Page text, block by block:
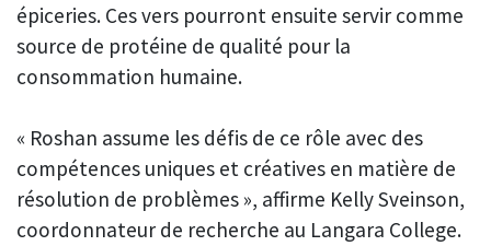
épiceries. Ces vers pourront ensuite servir comme
source de protéine de qualité pour la
consommation humaine.
« Roshan assume les défis de ce rôle avec des
compétences uniques et créatives en matière de
résolution de problèmes », affirme Kelly Sveinson,
coordonnateur de recherche au Langara College.